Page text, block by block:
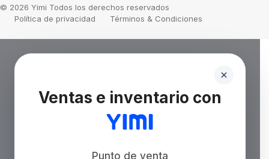
© 2026 Yimi Todos los derechos reservados
Política de privacidad
Términos & Condiciones
Ventas e inventario con
Punto de venta